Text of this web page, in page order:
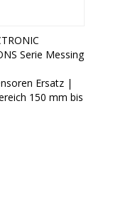
Serie Messing
Ersatz |
150 mm bis